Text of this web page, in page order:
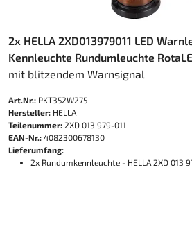
2x HELLA 2XD013979011 LED
Kennleuchte Rundumleuchte
mit blitzendem Warnsignal
Art.Nr.: PKT352W275
Hersteller: HELLA
Teilenummer: 2XD 013 979-011
EAN-Nr.: 4082300678130
Lieferumfang:
2x Rundumkennleuchte - HELLA 2XD 013